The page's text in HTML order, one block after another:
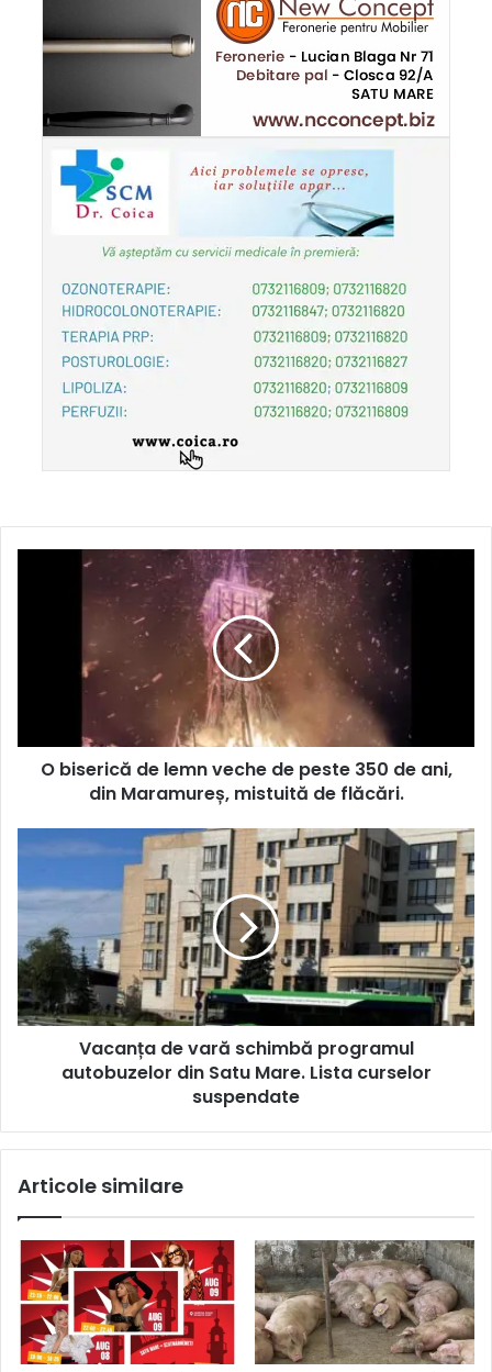
O biserică de lemn veche de peste 350 de ani,
din Maramureș, mistuită de flăcări.
Vacanța de vară schimbă programul
autobuzelor din Satu Mare. Lista curselor
suspendate
Articole similare